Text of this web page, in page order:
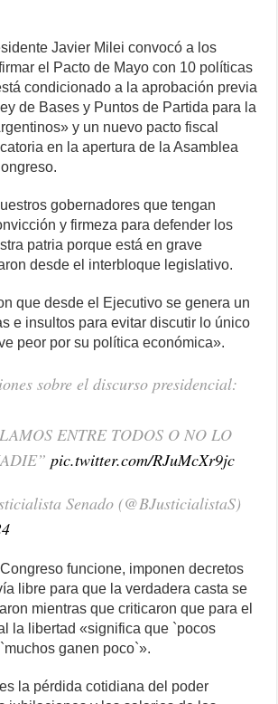
Javier Milei convocó a los
el Pacto de Mayo con 10 políticas
condicionado a la aprobación previa
de Bases y Puntos de Partida para la
y un nuevo pacto fiscal
en la apertura de la Asamblea
gobernadores que tengan
y firmeza para defender los
patria porque está en grave
desde el interbloque legislativo.
que desde el Ejecutivo se genera un
e insultos para evitar discutir lo único
peor por su política económica».
sobre el discurso presidencial:
ENTRE TODOS O NO LO
pic.twitter.com/RJuMcXr9jc
Senado (@BJusticialistaS)
funcione, imponen decretos
libre para que la verdadera casta se
mientras que criticaron que para el
la libertad «significa que `pocos
ganen poco`».
la pérdida cotidiana del poder